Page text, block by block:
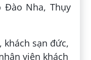
Nha, Thụy